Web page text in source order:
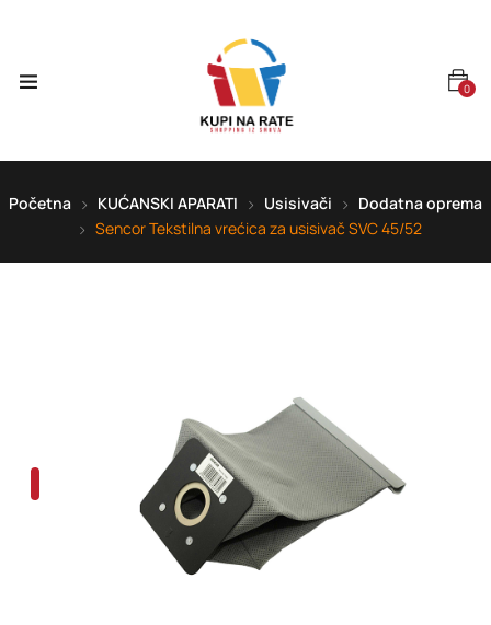
0
Početna KUĆANSKI APARATI Usisivači
Dodatna oprema
Sencor Tekstilna vrećica za usisivač SVC 45/52